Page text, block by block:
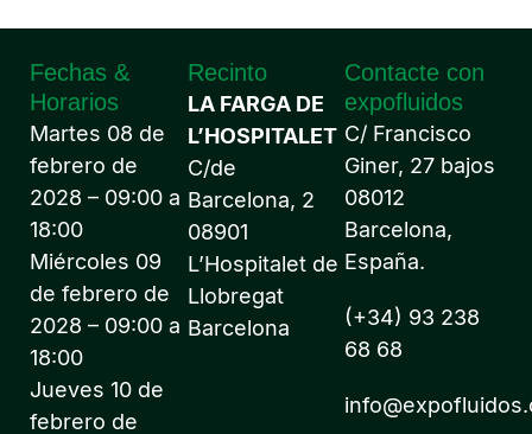
Fechas &
Horarios
Martes 08 de
febrero de
2028 – 09:00 a
18:00
Miércoles 09
de febrero de
2028 – 09:00 a
18:00
Jueves 10 de
febrero de
Recinto
LA FARGA DE
L’HOSPITALET
C/de
Barcelona, 2
08901
L’Hospitalet de
Llobregat
Barcelona
Contacte con
expofluidos
C/ Francisco
Giner, 27 bajos
08012
Barcelona,
España.
(+34) 93 238
68 68